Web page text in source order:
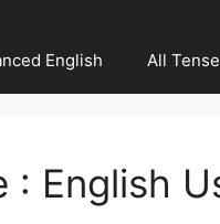
English All
: English